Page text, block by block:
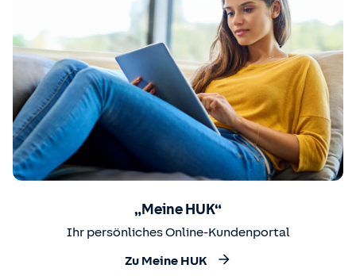
„Meine HUK“
Ihr persönliches Online-Kundenportal
Zu Meine HUK